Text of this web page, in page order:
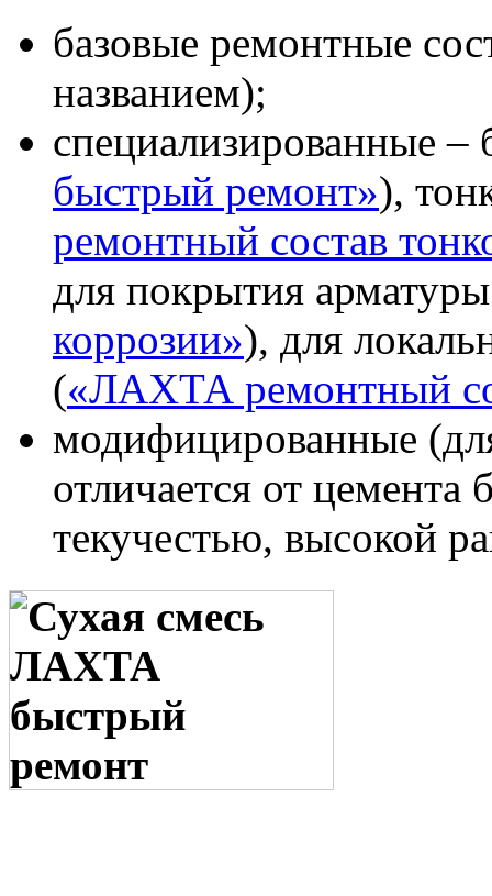
базовые ремонтные
названием);
специализированные
быстрый ремонт»),
ремонтный состав
для покрытия
коррозии»), для
(«ЛАХТА ремонтный
модифицированные
отличается от цемента
текучестью, высокой